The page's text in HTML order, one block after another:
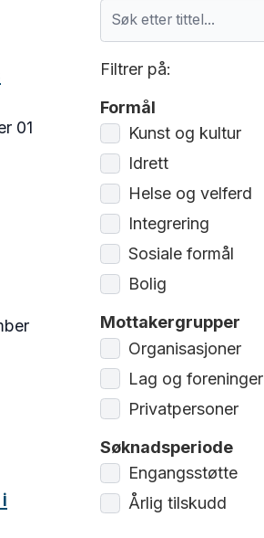
01
Filtrer på:
Formål
Kunst og kultur
Idrett
Helse og velferd
Integrering
Sosiale formål
Bolig
Mottakergrupper
Organisasjoner
Lag og foreninger
Privatpersoner
Søknadsperiode
Engangsstøtte
Årlig tilskudd